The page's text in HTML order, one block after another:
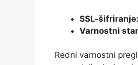
SSL-šifriranje:
Varnostni
Redni varnostni